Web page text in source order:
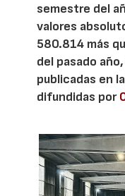
semestre del
valores
580.814 más
del pasado
publicadas en
difundidas por